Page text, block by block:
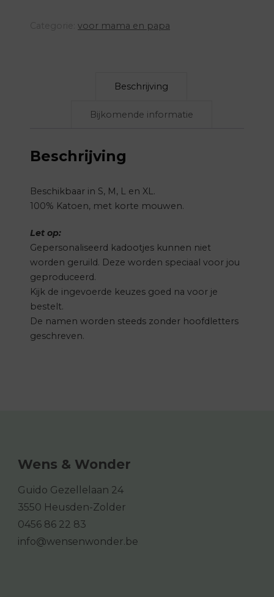
voor mama en papa
Beschrijving
Bijkomende informatie
Beschrijving
Beschikbaar in S, M, L en XL.
100% Katoen, met korte mouwen.
Let op:
Gepersonaliseerd kadootjes kunnen niet
worden geruild. Deze worden speciaal voor jou
geproduceerd.
Kijk de ingevoerde keuzes goed na voor je
bestelt.
De namen worden steeds zonder hoofdletters
geschreven.
Wens & Wonder
Guido Gezellelaan 24
3550 Heusden-Zolder
0456 86 22 83
info@wensenwonder.be